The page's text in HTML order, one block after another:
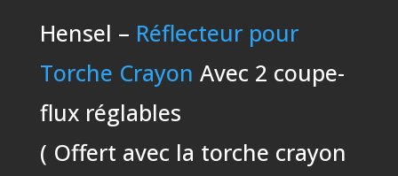
Hensel – Réflecteur pour
Torche Crayon Avec 2 coupe-
flux réglables
( Offert avec la torche crayon